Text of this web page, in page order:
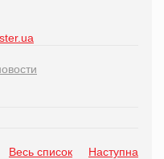
Весь список Наступна